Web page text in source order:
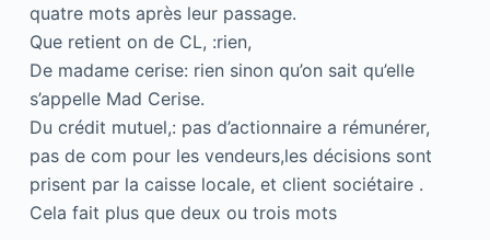
quatre mots après leur passage.
Que retient on de CL, :rien,
De madame cerise: rien sinon qu’on sait qu’elle
s’appelle Mad Cerise.
Du crédit mutuel,: pas d’actionnaire a rémunérer,
pas de com pour les vendeurs,les décisions sont
prisent par la caisse locale, et client sociétaire .
Cela fait plus que deux ou trois mots